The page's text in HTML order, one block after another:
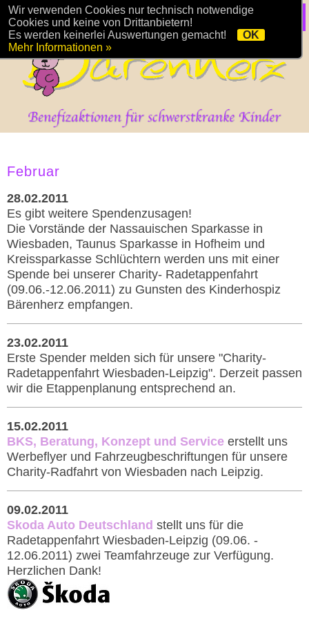
Februar
28.02.2011
Es gibt weitere Spendenzusagen!
Die Vorstände der Nassauischen Sparkasse in
Wiesbaden, Taunus Sparkasse in Hofheim und
Kreissparkasse Schlüchtern werden uns mit einer
Spende bei unserer Charity- Radetappenfahrt
(09.06.-12.06.2011) zu Gunsten des Kinderhospiz
Bärenherz empfangen.
23.02.2011
Erste Spender melden sich für unsere "Charity-
Radetappenfahrt Wiesbaden-Leipzig". Derzeit passen
wir die Etappenplanung entsprechend an.
15.02.2011
BKS, Beratung­, Konzept und Service erstellt uns
Werbeflyer und Fahrzeugbeschriftungen für unsere
Charity-Radfahrt von Wiesbaden nach Leipzig.
09.02.2011
Skoda Auto Deutschland stellt uns für die
Radetappenfahrt Wiesbaden-Leipzig (09.06. -
12.06.2011) zwei Teamfahrzeuge zur Verfügung.
Herzlichen Dank!
Wir verwenden Cookies nur technisch notwendige
Cookies und keine von Drittanbietern!
Es werden keinerlei Auswertungen gemacht!
OK
Mehr Informationen »